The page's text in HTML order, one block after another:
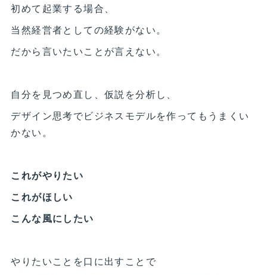
初めて起業する場合、
当然経営者としての経験がない。
だから言いたいことが言えない。
自分を見つめ直し、仮説を分析し、
デザイン思考でビジネスモデルを作ってもうまくい
かない。
これがやりたい
これがほしい
こんな風にしたい
やりたいことを口に出すことで